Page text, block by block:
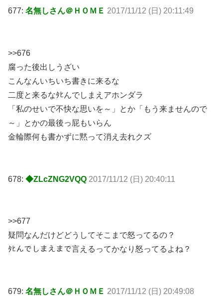
677: 名無しさん＠ＨＯＭＥ 2017/11/12 (日) 20:11:49
>>676
腐った後出しうざい
こんなんいちいち書きに来るな
二度と来るなﾀﾋんでしまえアホンダラ
「私のせいで不快な思いを～」とか「もう来ませんので
～」とかの最後っ屁もいらん
金輪際何も書かずに黙って消え去れクズ
678: ◆ZLcZNG2VQQ 2017/11/12 (日) 20:40:11
>>677
疑問なんだけどどうしてそこまで怒ってるの？
ﾀﾋんでしまえまで言えるってかなり怒ってるよね？
679: 名無しさん＠ＨＯＭＥ 2017/11/12 (日) 20:49:08